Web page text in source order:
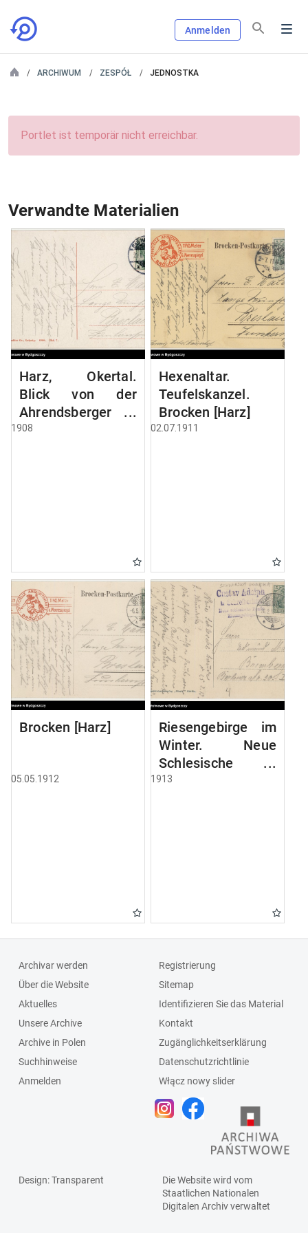
Anmelden
ARCHIWUM ZESPÓŁ JEDNOSTKA
Portlet ist temporär nicht erreichbar.
Verwandte Materialien
Harz, Okertal.
Blick von der
Ahrendsberger
Klippe
1908
Hexenaltar.
Teufelskanzel.
Brocken [Harz]
02.07.1911
Brocken [Harz]
05.05.1912
Riesengebirge im
Winter. Neue
Schlesische
Baude, 1195 mtr
1913
Archivar werden
Über die Website
Aktuelles
Unsere Archive
Archive in Polen
Suchhinweise
Anmelden
Registrierung
Sitemap
Identifizieren Sie das Material
Kontakt
Zugänglichkeitserklärung
Datenschutzrichtlinie
Włącz nowy slider
Design: Transparent
Die Website wird vom
Staatlichen Nationalen
Digitalen Archivverwaltet